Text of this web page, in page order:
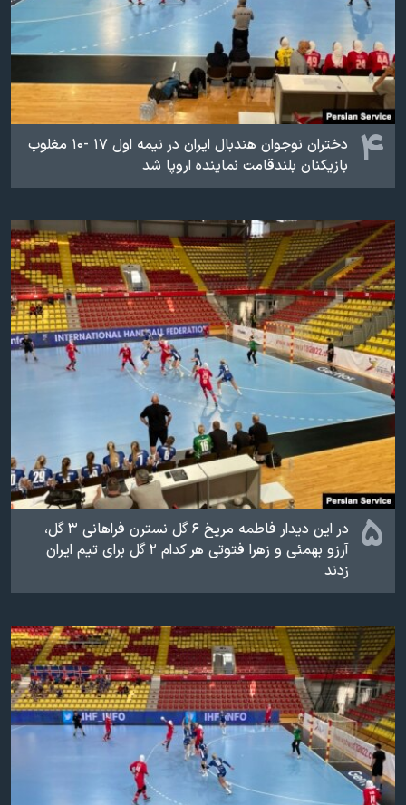
۴
دختران نوجوان هندبال ایران در نیمه اول ۱۷ -۱۰ مغلوب
بازیکنان بلندقامت نماینده اروپا شد
۵
در این دیدار فاطمه مریخ ۶ گل نسترن فراهانی ۳ گل،
آرزو بهمئی و‌ زهرا فتوتی هر کدام ۲ گل برای تیم ایران
زدند